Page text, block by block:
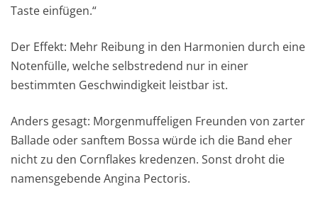
Taste einfügen.“
Der Effekt: Mehr Reibung in den Harmonien durch eine
Notenfülle, welche selbstredend nur in einer
bestimmten Geschwindigkeit leistbar ist.
Anders gesagt: Morgenmuffeligen Freunden von zarter
Ballade oder sanftem Bossa würde ich die Band eher
nicht zu den Cornflakes kredenzen. Sonst droht die
namensgebende Angina Pectoris.